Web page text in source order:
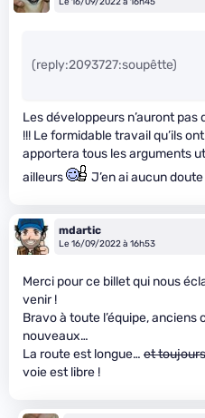
(reply:2093727:soupêtte)
Les développeurs n’auront
!!! Le formidable travail qu’ils
apportera tous les arguments
ailleurs
J’en ai aucun doute
mdartic
Le 16/09/2022 à 16h53
Merci pour ce billet qui nous
venir !
Bravo à toute l’équipe,
nouveaux…
La route est longue… et
voie est libre !